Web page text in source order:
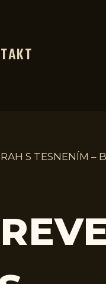
S TESNENÍM –